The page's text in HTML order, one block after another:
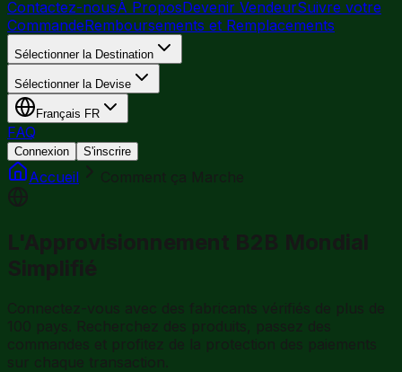
Contactez-nousÀ ProposDevenir VendeurSuivre votre
CommandeRemboursements et Remplacements
Sélectionner la Destination
Sélectionner la Devise
Français FR
FAQ
Connexion S'inscrire
Accueil Comment ça Marche
L'Approvisionnement B2B Mondial
Simplifié
Connectez-vous avec des fabricants vérifiés de plus de
100 pays. Recherchez des produits, passez des
commandes et profitez de la protection des paiements
sur chaque transaction.